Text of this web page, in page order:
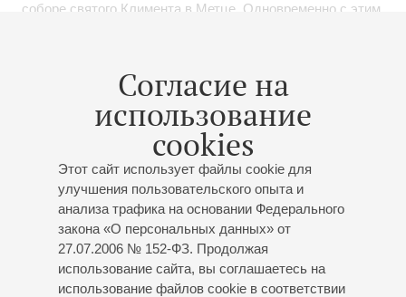
Согласие на
использование
cookies
Этот сайт использует файлы cookie для
улучшения пользовательского опыта и
анализа трафика на основании Федерального
закона «О персональных данных» от
27.07.2006 № 152-ФЗ. Продолжая
использование сайта, вы соглашаетесь на
использование файлов cookie в соответствии
соборе святого Климента в Метце. Одновременно с этим
концертирующего исполнителя.
Даниэль Пандольфо выступал во Франции, Бельгии,
Италии, Испании, Румынии, Чехии, Швейцарии, России,
После того как органист в 1998 году стал почётным
гражданином Скарперии (Тоскана), он каждый год даёт
концерты в дуэте с известными солистами.
В настоящий момент Даниэль Пандольфо -
художественный руководитель фестиваля “Les Mardis de
l’Orgue Merklin” и главный органист большого Мерклин-
органа во французском городе Оберне (Эльзас).